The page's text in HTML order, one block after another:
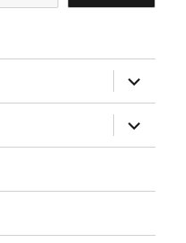
expandir
el
menú
inferior
expandir
el
menú